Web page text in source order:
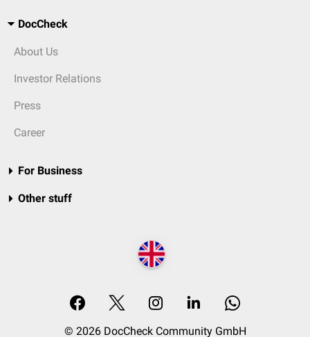
DocCheck
About Us
Investor Relations
Press
Career
For Business
Other stuff
© 2026 DocCheck Community GmbH